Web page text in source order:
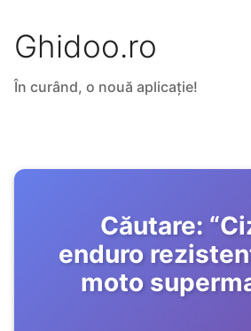
Ghidoo.ro
În curând, o nouă aplicație!
Căutare: “
enduro
moto